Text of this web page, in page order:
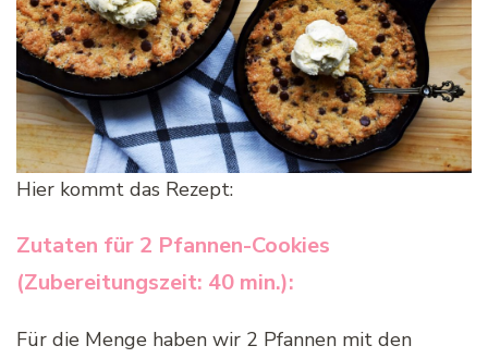
Hier kommt das Rezept:
Zutaten für 2 Pfannen-Cookies
(Zubereitungszeit: 40 min.):
Für die Menge haben wir 2 Pfannen mit den